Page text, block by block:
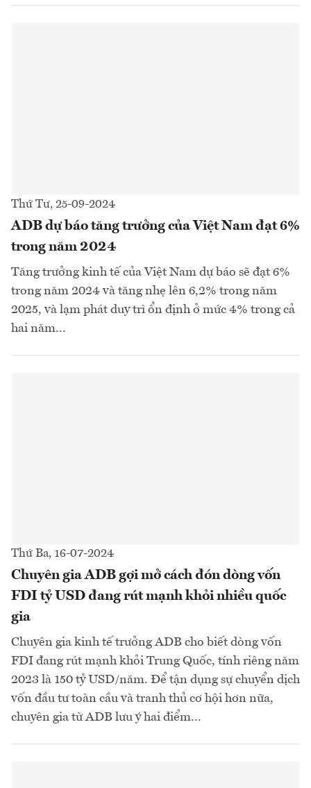
Thứ Tư, 25-09-2024
ADB dự báo tăng trưởng của Việt Nam đạt 6%
trong năm 2024
Tăng trưởng kinh tế của Việt Nam dự báo sẽ đạt 6%
trong năm 2024 và tăng nhẹ lên 6,2% trong năm
2025, và lạm phát duy trì ổn định ở mức 4% trong cả
hai năm...
Thứ Ba, 16-07-2024
Chuyên gia ADB gợi mở cách đón dòng vốn
FDI tỷ USD đang rút mạnh khỏi nhiều quốc
gia
Chuyên gia kinh tế trưởng ADB cho biết dòng vốn
FDI đang rút mạnh khỏi Trung Quốc, tính riêng năm
2023 là 150 tỷ USD/năm. Để tận dụng sự chuyển dịch
vốn đầu tư toàn cầu và tranh thủ cơ hội hơn nữa,
chuyên gia từ ADB lưu ý hai điểm...